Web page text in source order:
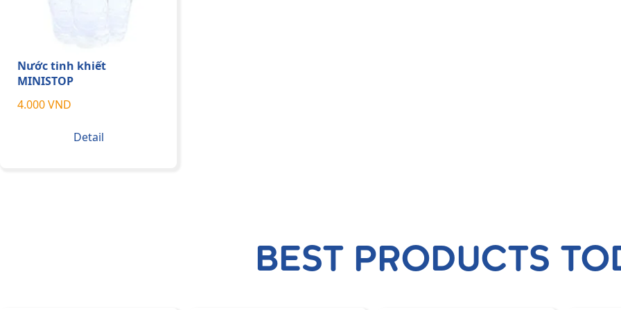
Nước tinh khiết
MINISTOP
4.000 VND
Detail
BEST PRODUCTS